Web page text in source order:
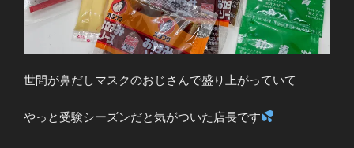
世間が鼻だしマスクのおじさんで盛り上がっていて
やっと受験シーズンだと気がついた店長です